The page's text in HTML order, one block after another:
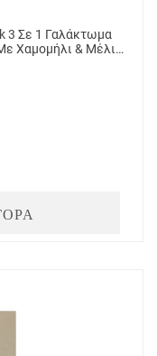
3 Σε 1 Γαλάκτωμα
Χαμομήλι & Μέλι